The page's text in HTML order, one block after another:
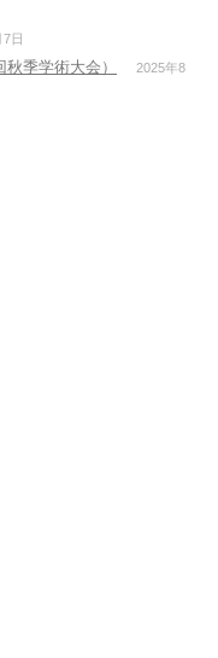
日
季学術大会）
2025年8